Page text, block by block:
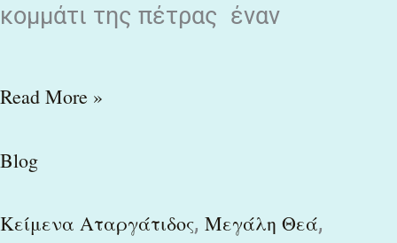
κομμάτι της πέτρας έναν
Read More »
Blog
Κείμενα Αταργάτιδος, Μεγάλη Θεά,